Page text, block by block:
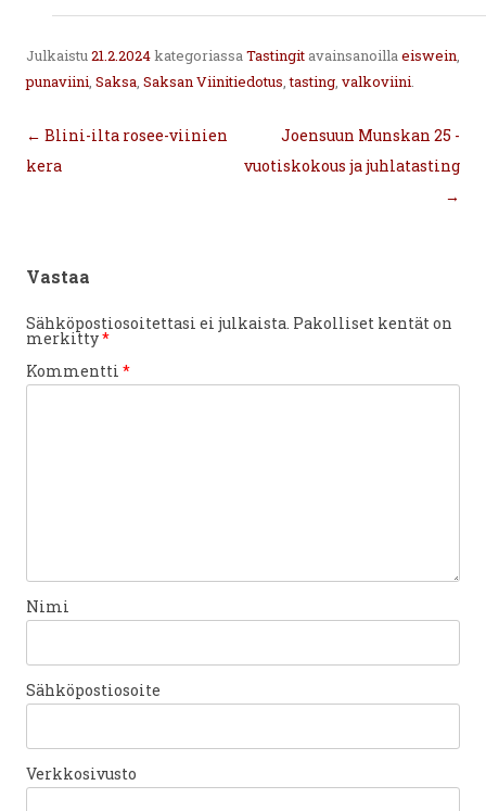
Julkaistu21.2.2024kategoriassaTastingit avainsanoillaeiswein,
punaviini, Saksa, Saksan Viinitiedotus,tasting, valkoviini.
Artikkelien
selaus
← Blini-ilta rosee-viinien
kera
Joensuun Munskan 25 -
vuotiskokous ja juhlatasting
→
Vastaa
Sähköpostiosoitettasi ei julkaista. Pakolliset kentät on
merkitty*
Kommentti *
Nimi
Sähköpostiosoite
Verkkosivusto